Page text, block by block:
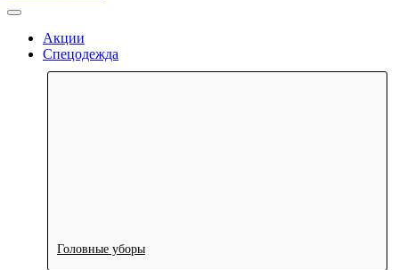
Акции
Спецодежда
Головные уборы